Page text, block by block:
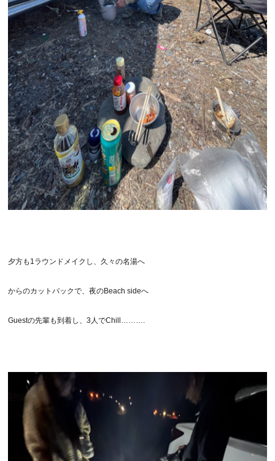
夕方も1ラウンドメイクし、久々の名湯へ
からのカットバックで、夜のBeach sideへ
Guestの先輩も到着し、3人でChill……….